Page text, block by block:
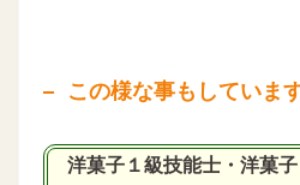
この様な事もしていま
洋菓子１級技能士・洋菓